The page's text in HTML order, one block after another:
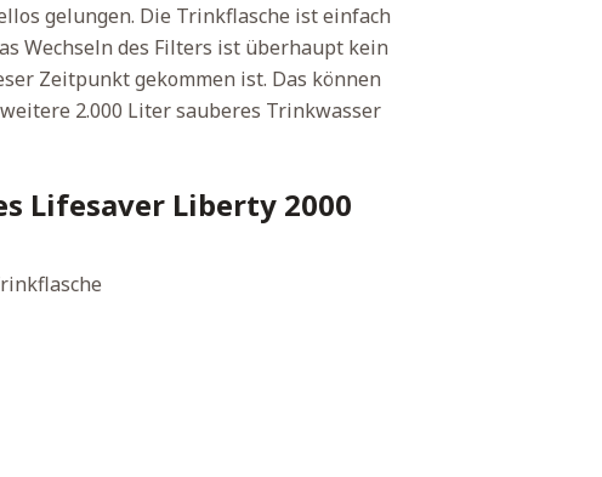
gelungen. Die Trinkflasche ist einfach
Wechseln des Filters ist überhaupt kein
Zeitpunkt gekommen ist. Das können
2.000 Liter sauberes Trinkwasser
Lifesaver Liberty 2000